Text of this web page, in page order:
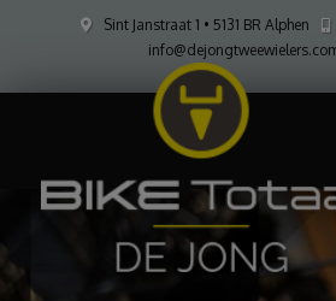
Sint Janstraat 1 • 5131 BR Alphen